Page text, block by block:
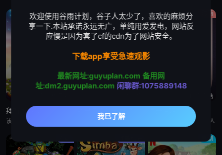
动画
拜斯:格雷夫
剧情 动画
第15集完结
惊天逆转 第二季
Bronwen Morgan,胖雪人
喜剧
欢迎使用谷雨计划，谷子人太少了，喜欢的麻烦分
享一下.本站承诺永远无广，单纯用爱发电，网站反
应慢是因为套了cf的cdn为了网站安全。
下载app享受急速观影
最新网址:guyuplan.com 备用网
址:dm2.guyuplan.com 闲聊群:1075889148